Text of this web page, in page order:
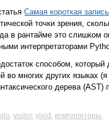
Самая короткая
точки зрения,
в рантайме это слишком
интерпретаторами
способом,
во многих других языках
дерева (AST)
,visitor,yield , компиляторы,